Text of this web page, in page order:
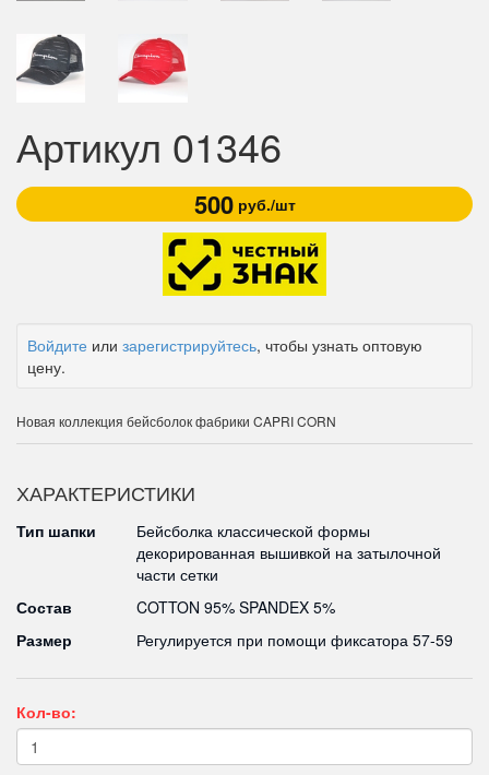
Артикул 01346
500руб./шт
Войдите или зарегистрируйтесь, чтобы узнать оптовую
цену.
Новая коллекция бейсболок фабрики CAPRI CORN
ХАРАКТЕРИСТИКИ
Тип шапки
Бейсболка классической формы
декорированная вышивкой на затылочной
части сетки
Состав
COTTON 95% SPANDEX 5%
Размер
Регулируется при помощи фиксатора 57-59
Кол-во: